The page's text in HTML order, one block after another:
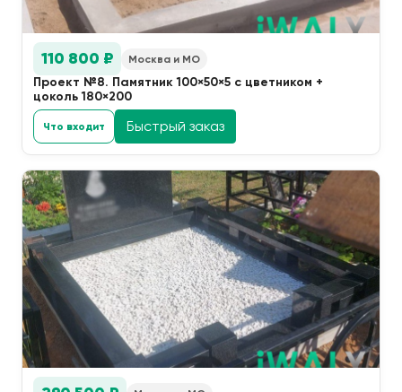
110 800 ₽ Москва и МО
Проект №8. Памятник 100×50×5 с цветником +
цоколь 180×200
Что входит Быстрый заказ